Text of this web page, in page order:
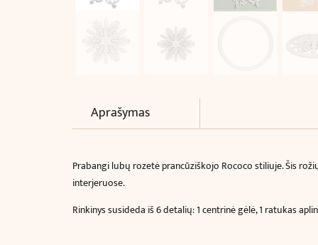
Aprašymas
Prabangi lubų rozetė prancūziškojo Rococo stiliuje. Šis
interjeruose.
Rinkinys susideda iš 6 detalių: 1 centrinė gėlė, 1 ratukas